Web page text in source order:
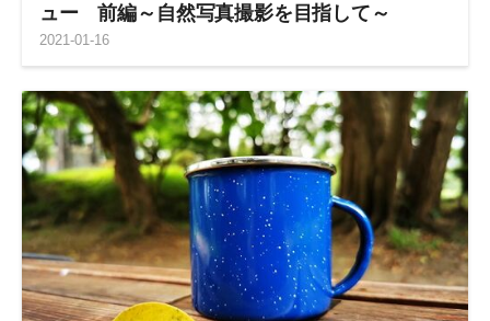
2021-01-16
ュー 前編～自然写真撮影を目指して～